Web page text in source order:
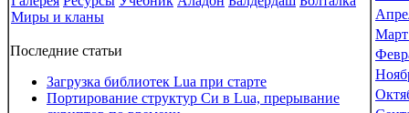
Миры и кланы
Последние статьи
Загрузка библиотек Lua при старте
Портирование структур Си в Lua, прерывание